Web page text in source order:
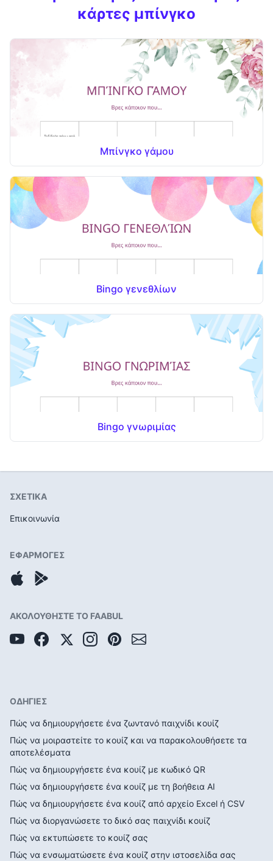
κάρτες μπίνγκο
Μπίνγκο γάμου
Bingo γενεθλίων
Bingo γνωριμίας
ΣΧΕΤΙΚΑ
Επικοινωνία
ΕΦΑΡΜΟΓΕΣ
ΑΚΟΛΟΥΘΗΣΤΕ ΤΟ FAABUL
ΟΔΗΓΙΕΣ
Πώς να δημιουργήσετε ένα ζωντανό παιχνίδι κουίζ
Πώς να μοιραστείτε το κουίζ και να παρακολουθήσετε τα
αποτελέσματα
Πώς να δημιουργήσετε ένα κουίζ με κωδικό QR
Πώς να δημιουργήσετε ένα κουίζ με τη βοήθεια AI
Πώς να δημιουργήσετε ένα κουίζ από αρχείο Excel ή CSV
Πώς να διοργανώσετε το δικό σας παιχνίδι κουίζ
Πώς να εκτυπώσετε το κουίζ σας
Πώς να ενσωματώσετε ένα κουίζ στην ιστοσελίδα σας